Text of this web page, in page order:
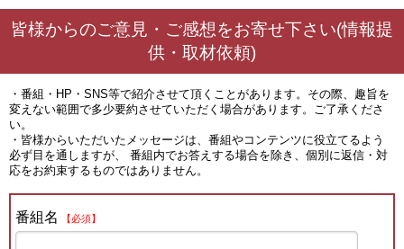
皆様からのご意見・ご感想をお寄せ下さい(情報提
供・取材依頼)
・番組・HP・SNS等で紹介させて頂くことがあります。その際、趣旨を
変えない範囲で多少要約させていただく場合があります。ご了承くださ
い。
・皆様からいただいたメッセージは、番組やコンテンツに役立てるよう
必ず目を通しますが、 番組内でお答えする場合を除き、個別に返信・対
応をお約束するものではありません。
番組名 【必須】